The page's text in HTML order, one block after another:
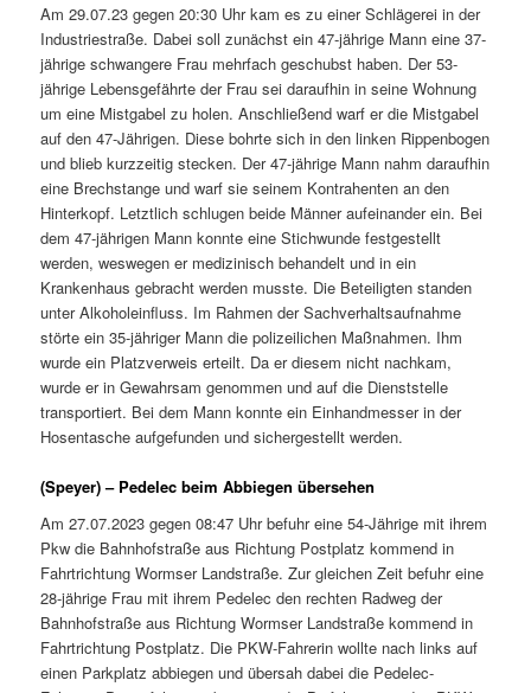
Am 29.07.23 gegen 20:30 Uhr kam es zu einer Schlägerei in der
Industriestraße. Dabei soll zunächst ein 47-jährige Mann eine 37-
jährige schwangere Frau mehrfach geschubst haben. Der 53-
jährige Lebensgefährte der Frau sei daraufhin in seine Wohnung
um eine Mistgabel zu holen. Anschließend warf er die Mistgabel
auf den 47-Jährigen. Diese bohrte sich in den linken Rippenbogen
und blieb kurzzeitig stecken. Der 47-jährige Mann nahm daraufhin
eine Brechstange und warf sie seinem Kontrahenten an den
Hinterkopf. Letztlich schlugen beide Männer aufeinander ein. Bei
dem 47-jährigen Mann konnte eine Stichwunde festgestellt
werden, weswegen er medizinisch behandelt und in ein
Krankenhaus gebracht werden musste. Die Beteiligten standen
unter Alkoholeinfluss. Im Rahmen der Sachverhaltsaufnahme
störte ein 35-jähriger Mann die polizeilichen Maßnahmen. Ihm
wurde ein Platzverweis erteilt. Da er diesem nicht nachkam,
wurde er in Gewahrsam genommen und auf die Dienststelle
transportiert. Bei dem Mann konnte ein Einhandmesser in der
Hosentasche aufgefunden und sichergestellt werden.
(Speyer) – Pedelec beim Abbiegen übersehen
Am 27.07.2023 gegen 08:47 Uhr befuhr eine 54-Jährige mit ihrem
Pkw die Bahnhofstraße aus Richtung Postplatz kommend in
Fahrtrichtung Wormser Landstraße. Zur gleichen Zeit befuhr eine
28-jährige Frau mit ihrem Pedelec den rechten Radweg der
Bahnhofstraße aus Richtung Wormser Landstraße kommend in
Fahrtrichtung Postplatz. Die PKW-Fahrerin wollte nach links auf
einen Parkplatz abbiegen und übersah dabei die Pedelec-